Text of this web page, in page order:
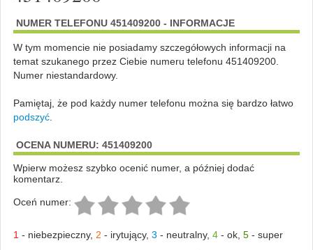
NUMER TELEFONU 451409200 - INFORMACJE
W tym momencie nie posiadamy szczegółowych informacji na
temat szukanego przez Ciebie numeru telefonu 451409200.
Numer niestandardowy.
Pamiętaj, że pod każdy numer telefonu można się bardzo łatwo
podszyć.
OCENA NUMERU: 451409200
Wpierw możesz szybko ocenić numer, a później dodać
komentarz.
Oceń numer:
1 - niebezpieczny, 2 - irytujący, 3 - neutralny, 4- ok, 5- super